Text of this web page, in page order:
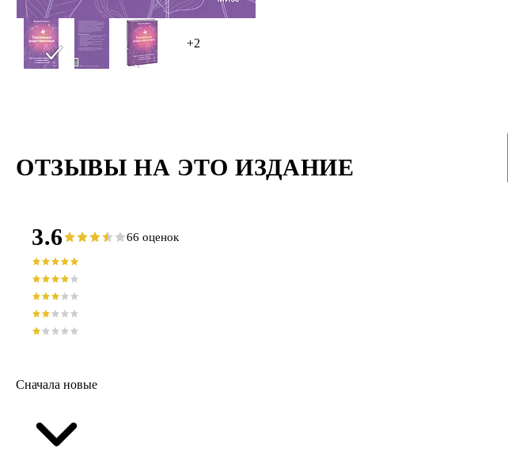
+2
ОТЗЫВЫ НА ЭТО ИЗДАНИЕ
3.6 66 оценок
Сначала новые